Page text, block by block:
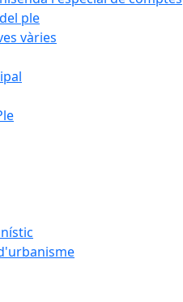
ple
vàries